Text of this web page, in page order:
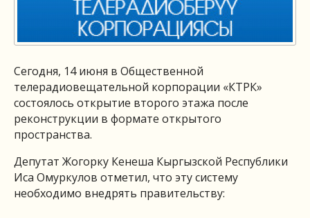
Сегодня, 14 июня в Общественной
телерадиовещательной корпорации «КТРК»
состоялось открытие второго этажа после
реконструкции в формате открытого
пространства.
Депутат Жогорку Кенеша Кыргызской Республики
Иса Омуркулов отметил, что эту систему
необходимо внедрять правительству: